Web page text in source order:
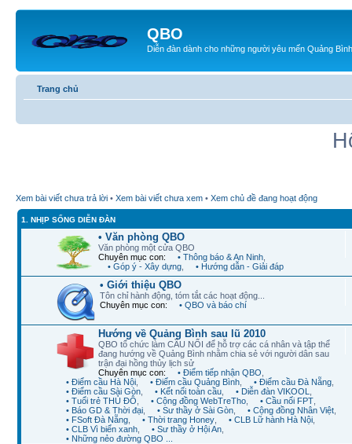
QBO
Diễn đàn dành cho những người yêu mến Quảng Bình
Trang chủ
Xem bài viết chưa trả lời • Xem bài viết chưa xem • Xem chủ đề đang hoạt động
1. NHỊP SỐNG DIỄN ĐÀN
• Văn phòng QBO
Văn phòng một cửa QBO
Chuyên mục con:
• Thông báo & An Ninh
• Góp ý - Xây dựng
• Hướng dẫn - Giải đáp
• Giới thiệu QBO
Tôn chỉ hành động, tóm tắt các hoạt động...
Chuyên mục con:
• QBO và báo chí
Hướng về Quảng Bình sau lũ 2010
QBO tổ chức làm CẦU NỐI để hỗ trợ các cá nhân và tập thể
đang hướng về Quảng Bình nhằm chia sẻ với người dân sau
trận đại hồng thủy lịch sử
Chuyên mục con:
• Điểm tiếp nhận QBO
• Điểm cầu Hà Nội
• Điểm cầu Quảng Bình • Điểm cầu Đà Nẵng
• Điểm cầu Sài Gòn
• Kết nối toàn cầu • Diễn đàn VIKOOL
• Tuổi trẻ THỦ ĐÔ
• Cộng đồng WebTreTho • Cầu nối FPT
• Báo GD & Thời đại
• Sư thầy ở Sài Gòn • Cộng đồng Nhân Việt
• FSoft Đà Nẵng
• Thời trang Honey • CLB Lữ hành Hà Nội
• CLB Vì biển xanh
• Sư thầy ở Hội An
• Những nẻo đường QBO ...